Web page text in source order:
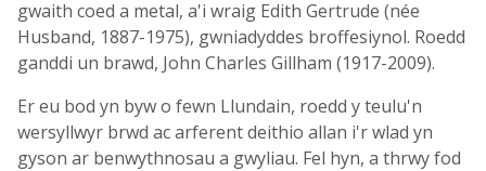
gwaith coed a metal, a'i wraig Edith Gertrude (née
Husband, 1887-1975), gwniadyddes broffesiynol. Roedd
ganddi un brawd, John Charles Gillham (1917-2009).
Er eu bod yn byw o fewn Llundain, roedd y teulu'n
wersyllwyr brwd ac arferent deithio allan i'r wlad yn
gyson ar benwythnosau a gwyliau. Fel hyn, a thrwy fod